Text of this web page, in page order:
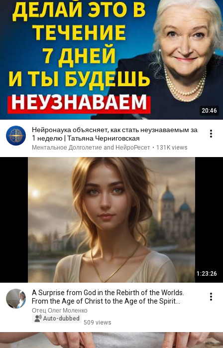
20:46
Нейронаука объясняет, как стать неузнаваемым за
1 неделю | Татьяна Черниговская
Ментальное Долголетие and НейроРесет • 131K views
1:23:26
A Surprise from God in the Rebirth of the Worlds.
From the Age of Christ to the Age of the Spirit...
Отец Олег Моленко
Auto-dubbed
509 views